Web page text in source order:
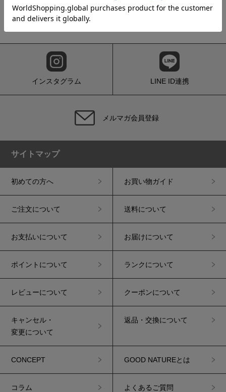
インスタグラム LINE ID連携
メルマガ会員登録
サイトマップ
初めての方へ お買い物ガイド
ご注文について 送料について
お支払いについて お届けについて
ポイントについて ランクについて
レビューについて クーポンについて
キャンセル・
変更について
返品・交換について
CONCEPT GOOD NATUREとは
コラム よくあるご質問